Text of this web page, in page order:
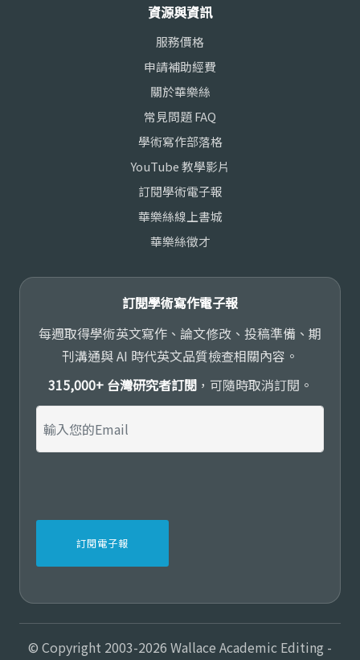
資源與資訊
服務價格
申請補助經費
關於華樂絲
常見問題 FAQ
學術寫作部落格
YouTube 教學影片
訂閱學術電子報
華樂絲線上書城
華樂絲徵才
訂閱學術寫作電子報
每週取得學術英文寫作、論文修改、投稿準備、期
刊溝通與 AI 時代英文品質檢查相關內容。
315,000+ 台灣研究者訂閱，可隨時取消訂閱。
© Copyright 2003-2026 Wallace Academic Editing -